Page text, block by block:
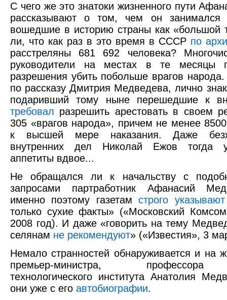
С чего же это знатоки жизненного пути
рассказывают о том, чем он занимался
вошедшие в историю страны как «большой
ли, что как раз в это время в СССР по
расстреляны 681 692 человека?
руководители на местах в те месяцы
разрешения убить побольше врагов
по рассказу Дмитрия Медведева, лично
подаривший тому ныне перешедшие к
требовал разрешить арестовать в своем
305 «врагов народа», причем не менее
к высшей мере наказания. Даже
внутренних дел Николай Ежов тогда
аппетиты вдвое...
Не обращался ли к начальству с
запросами партработник Афанасий
именно поэтому газетамстрого указывают
только сухие факты» («Московский
2008 год). И даже «говорить на тему
селянам не рекомендуют» («Известия», 3
Немало странностей обнаруживается и на
премьер-министра, профессора
технологического института Анатолия
они уже с его автобиографии.